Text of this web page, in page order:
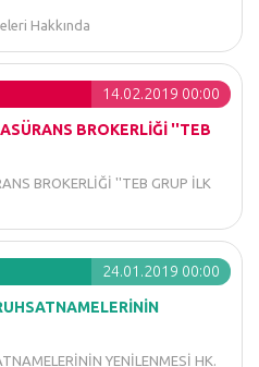
Hakkında
14.02.2019 00:00
BROKERLİĞİ ''TEB
BROKERLİĞİ ''TEB GRUP İLK
24.01.2019 00:00
YENİLENMESİ HK.